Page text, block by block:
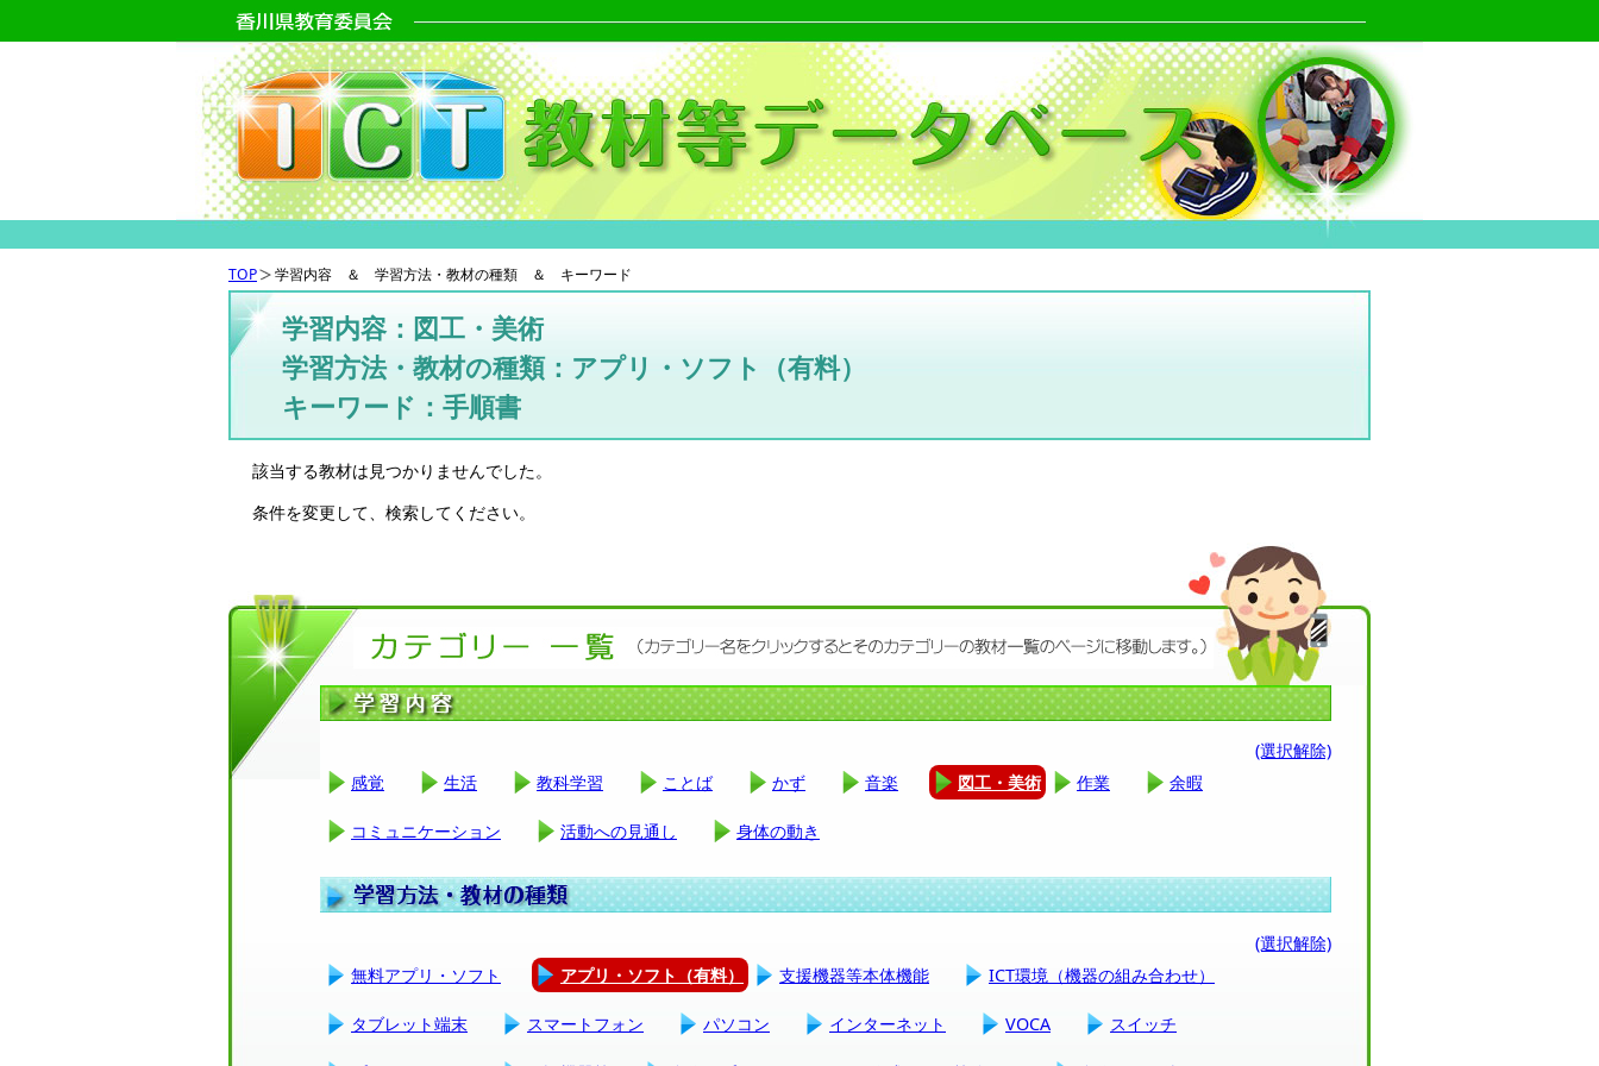
TOP 学習内容 ＆ 学習方法・教材の種類 ＆ キーワード
学習内容：図工・美術
学習方法・教材の種類：アプリ・ソフト（有料）
キーワード：手順書
該当する教材は見つかりませんでした。
条件を変更して、検索してください。
(選択解除)
感覚
生活 教科学習 ことば かず 音楽 図工・美術 作業 余暇
コミュニケーション 活動への見通し 身体の動き
(選択解除)
無料アプリ・ソフト
アプリ・ソフト（有料） 支援機器等本体機能 ICT環境（機器の組み合わせ）
タブレット端末 スマートフォン パソコン インターネット VOCA スイッチ